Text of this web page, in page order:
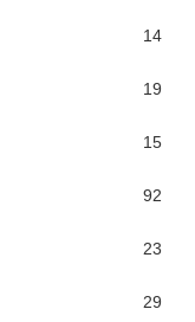
14
19
15
92
23
29